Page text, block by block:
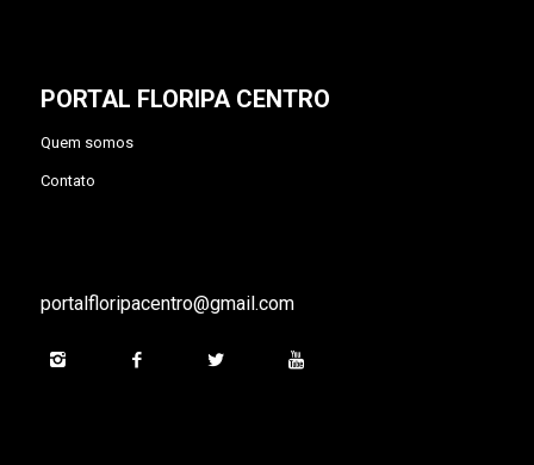
PORTAL FLORIPA CENTRO
Quem somos
Contato
portalfloripacentro@gmail.com